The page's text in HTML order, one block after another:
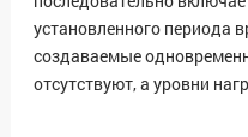
установленного периода
создаваемые
отсутствуют, а уровни